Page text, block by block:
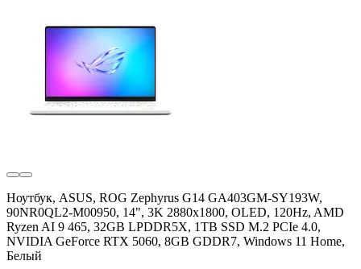
Ноутбук, ASUS, ROG Zephyrus G14 GA403GM-SY193W,
90NR0QL2-M00950, 14", 3K 2880x1800, OLED, 120Hz, AMD
Ryzen AI 9 465, 32GB LPDDR5X, 1TB SSD M.2 PCIe 4.0,
NVIDIA GeForce RTX 5060, 8GB GDDR7, Windows 11 Home,
Белый